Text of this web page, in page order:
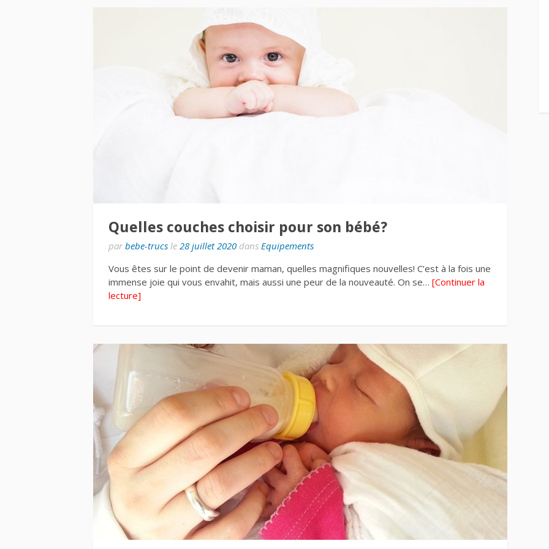
Quelles couches choisir pour son bébé?
par bebe-trucs le 28 juillet 2020 dans Equipements
Vous êtes sur le point de devenir maman, quelles magnifiques nouvelles! C’est à la fois une
immense joie qui vous envahit, mais aussi une peur de la nouveauté. On se… [Continuer la
lecture]